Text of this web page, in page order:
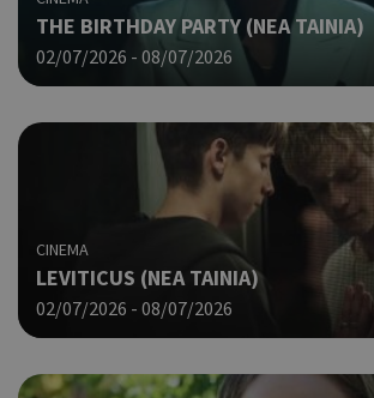
THE BIRTHDAY PARTY (ΝΕΑ ΤΑΙΝΙΑ)
02/07/2026 - 08/07/2026
CINEMA
LEVITICUS (ΝΕΑ ΤΑΙΝΙΑ)
02/07/2026 - 08/07/2026